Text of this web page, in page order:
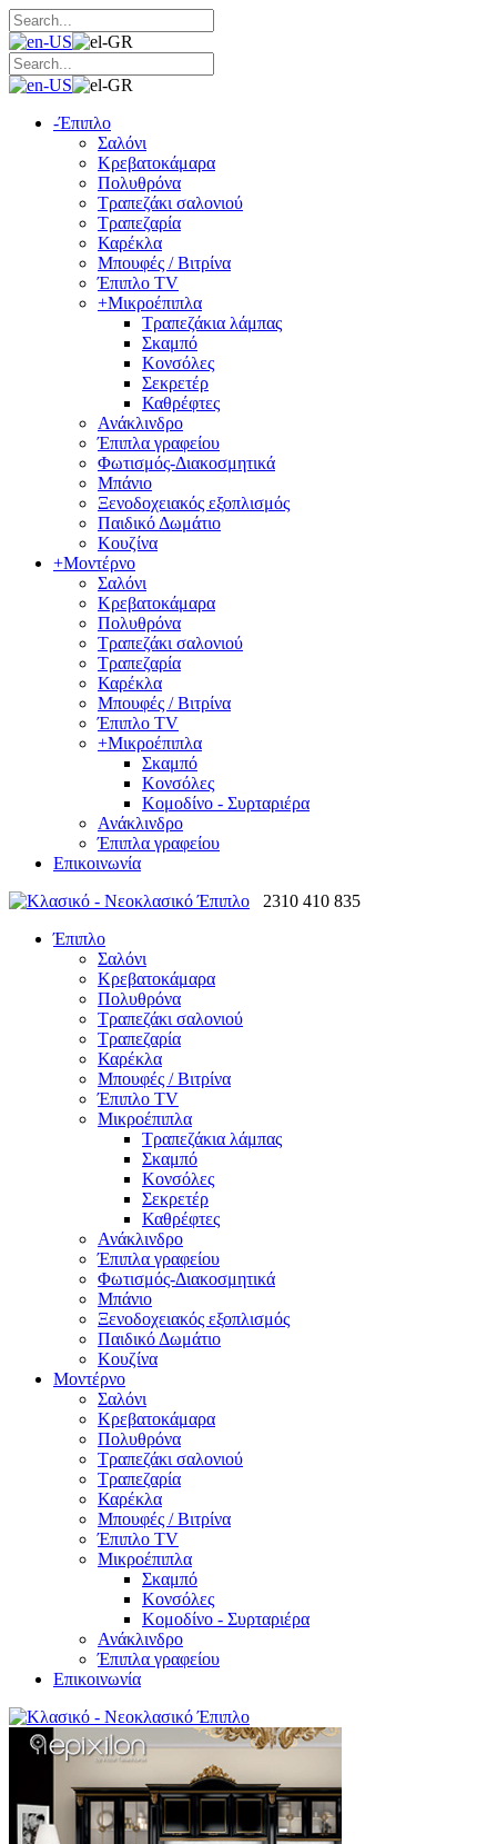
-Έπιπλο
Σαλόνι
Κρεβατοκάμαρα
Πολυθρόνα
Τραπεζάκι σαλονιού
Τραπεζαρία
Καρέκλα
Μπουφές / Βιτρίνα
Έπιπλο TV
+Μικροέπιπλα
Τραπεζάκια λάμπας
Σκαμπό
Κονσόλες
Σεκρετέρ
Καθρέφτες
Ανάκλινδρο
Έπιπλα γραφείου
Φωτισμός-Διακοσμητικά
Μπάνιο
Ξενοδοχειακός εξοπλισμός
Παιδικό Δωμάτιο
Κουζίνα
+Μοντέρνο
Σαλόνι
Κρεβατοκάμαρα
Πολυθρόνα
Τραπεζάκι σαλονιού
Τραπεζαρία
Καρέκλα
Μπουφές / Βιτρίνα
Έπιπλο TV
+Μικροέπιπλα
Σκαμπό
Κονσόλες
Κομοδίνο - Συρταριέρα
Ανάκλινδρο
Έπιπλα γραφείου
Επικοινωνία
2310 410 835
Έπιπλο
Σαλόνι
Κρεβατοκάμαρα
Πολυθρόνα
Τραπεζάκι σαλονιού
Τραπεζαρία
Καρέκλα
Μπουφές / Βιτρίνα
Έπιπλο TV
Μικροέπιπλα
Τραπεζάκια λάμπας
Σκαμπό
Κονσόλες
Σεκρετέρ
Καθρέφτες
Ανάκλινδρο
Έπιπλα γραφείου
Φωτισμός-Διακοσμητικά
Μπάνιο
Ξενοδοχειακός εξοπλισμός
Παιδικό Δωμάτιο
Κουζίνα
Μοντέρνο
Σαλόνι
Κρεβατοκάμαρα
Πολυθρόνα
Τραπεζάκι σαλονιού
Τραπεζαρία
Καρέκλα
Μπουφές / Βιτρίνα
Έπιπλο TV
Μικροέπιπλα
Σκαμπό
Κονσόλες
Κομοδίνο - Συρταριέρα
Ανάκλινδρο
Έπιπλα γραφείου
Επικοινωνία